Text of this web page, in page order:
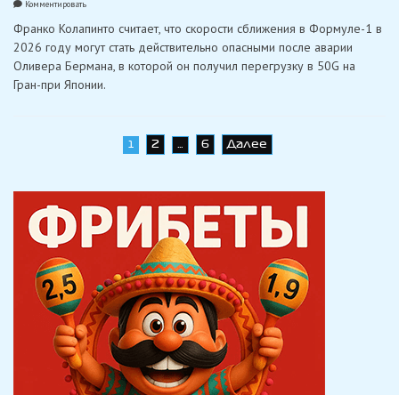
Комментироватьon
обеспокоен
с
Берманом
Формуле-1
перегрузку
Франко Колапинто считает, что скорости сближения в Формуле-1 в
2026 году могут стать действительно опасными после аварии
Оливера Бермана, в которой он получил перегрузку в 50G на
Гран-при Японии.
записям
2 6 Далее